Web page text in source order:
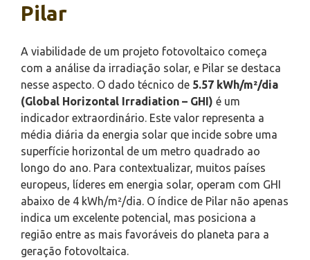
Pilar
A viabilidade de um projeto fotovoltaico começa
com a análise da irradiação solar, e Pilar se destaca
nesse aspecto. O dado técnico de 5.57 kWh/m²/dia
(Global Horizontal Irradiation – GHI) é um
indicador extraordinário. Este valor representa a
média diária da energia solar que incide sobre uma
superfície horizontal de um metro quadrado ao
longo do ano. Para contextualizar, muitos países
europeus, líderes em energia solar, operam com GHI
abaixo de 4 kWh/m²/dia. O índice de Pilar não apenas
indica um excelente potencial, mas posiciona a
região entre as mais favoráveis do planeta para a
geração fotovoltaica.